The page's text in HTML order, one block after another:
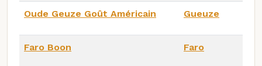
Oude Geuze Goût Américain Gueuze
Faro Boon Faro